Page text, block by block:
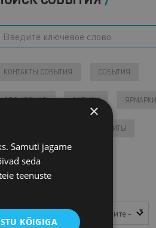
КОНТАКТЫ СОБЫТИЯ СОБЫТИЯ
ДЛЯ ЧЛЕНОВ ЗАПИСИ ЯРМАРКИ
ЗАРУБЕЖНЫЕ ВИЗИТЫ
Предстоящие события
Поиск в архиве
×
Samuti jagame
seda
teenuste
KÕIGIGA